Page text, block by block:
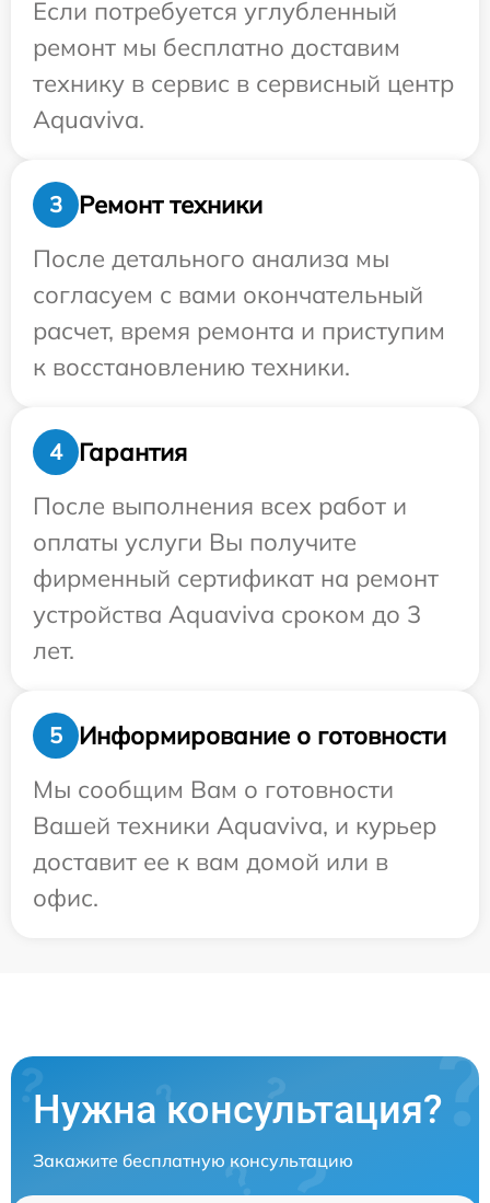
Если потребуется углубленный
ремонт мы бесплатно доставим
технику в сервис в сервисный центр
Aquaviva.
3
Ремонт техники
После детального анализа мы
согласуем с вами окончательный
расчет, время ремонта и приступим
к восстановлению техники.
4
Гарантия
После выполнения всех работ и
оплаты услуги Вы получите
фирменный сертификат на ремонт
устройства Aquaviva сроком до 3
лет.
5
Информирование о готовности
Мы сообщим Вам о готовности
Вашей техники Aquaviva, и курьер
доставит ее к вам домой или в
офис.
Нужна консультация?
Закажите бесплатную консультацию